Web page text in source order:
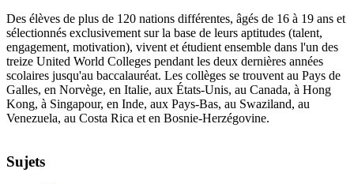
Des élèves de plus de 120 nations différentes, âgés de 16 à 19 ans et
sélectionnés exclusivement sur la base de leurs aptitudes (talent,
engagement, motivation), vivent et étudient ensemble dans l'un des
treize United World Colleges pendant les deux dernières années
scolaires jusqu'au baccalauréat. Les collèges se trouvent au Pays de
Galles, en Norvège, en Italie, aux États-Unis, au Canada, à Hong
Kong, à Singapour, en Inde, aux Pays-Bas, au Swaziland, au
Venezuela, au Costa Rica et en Bosnie-Herzégovine.
Sujets